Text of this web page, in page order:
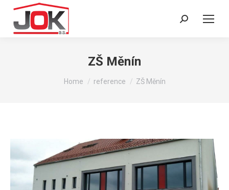
Search:
ZŠ Měnín
You are here:
Home reference ZŠ Měnín